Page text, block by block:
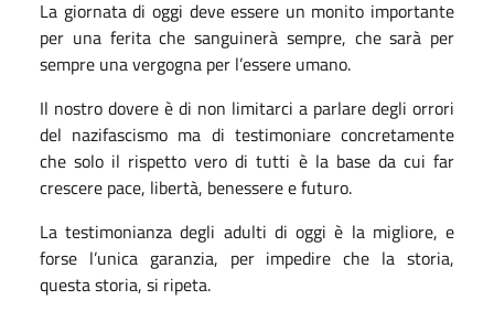
La giornata di oggi deve essere un monito importante
per una ferita che sanguinerà sempre, che sarà per
sempre una vergogna per l’essere umano.
Il nostro dovere è di non limitarci a parlare degli orrori
del nazifascismo ma di testimoniare concretamente
che solo il rispetto vero di tutti è la base da cui far
crescere pace, libertà, benessere e futuro.
La testimonianza degli adulti di oggi è la migliore, e
forse l’unica garanzia, per impedire che la storia,
questa storia, si ripeta.